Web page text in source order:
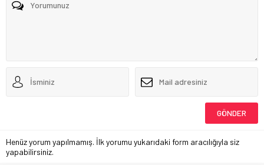
Henüz yorum yapılmamış. İlk yorumu yukarıdaki form aracılığıyla siz
yapabilirsiniz.